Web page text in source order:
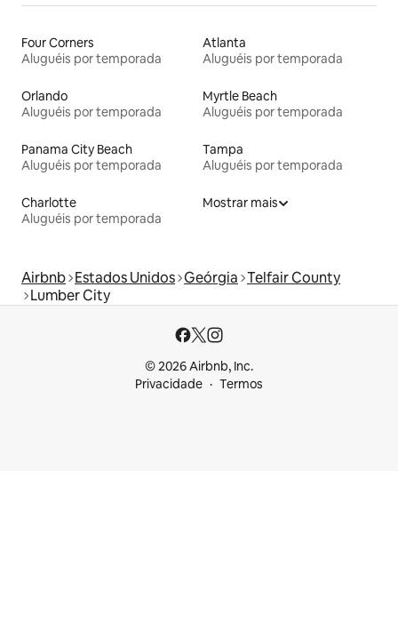
Four Corners
Aluguéis por temporada
Atlanta
Aluguéis por temporada
Orlando
Aluguéis por temporada
Myrtle Beach
Aluguéis por temporada
Panama City Beach
Aluguéis por temporada
Tampa
Aluguéis por temporada
Charlotte
Aluguéis por temporada
Mostrar mais
Airbnb Estados Unidos Geórgia Telfair County
Lumber City
© 2026 Airbnb, Inc.
Privacidade
Termos